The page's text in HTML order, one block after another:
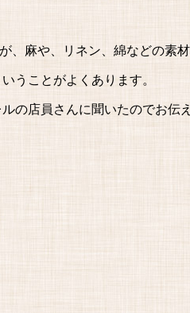
、麻や、リネン、綿などの素
いうことがよくあります。
の店員さんに聞いたのでお伝